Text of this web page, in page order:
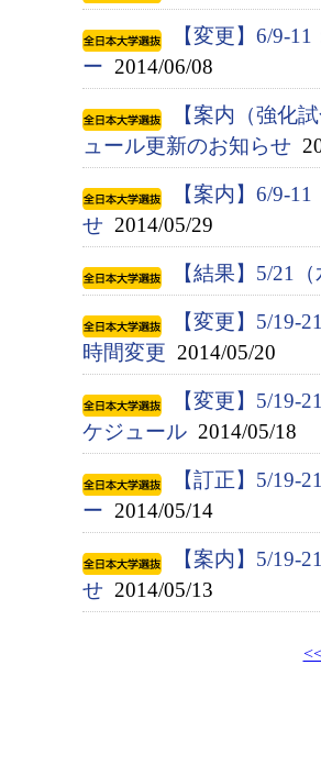
【変更】6/9-
ー 2014/06/08
【案内（強化
ュール更新のお知らせ
【案内】6/9-
せ 2014/05/29
【結果】5/21
【変更】5/19-
時間変更 2014/05/20
【変更】5/19-
ケジュール 2014/05/18
【訂正】5/19-
ー 2014/05/14
【案内】5/19-
せ 2014/05/13